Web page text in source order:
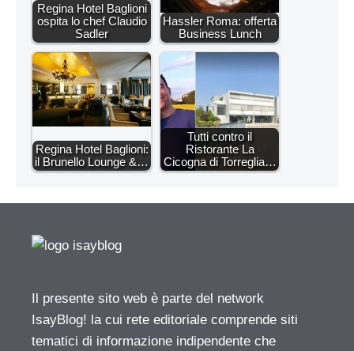
Regina Hotel Baglioni
ospita lo chef Claudio
Sadler
Hassler Roma: offerta
Business Lunch
Regina Hotel Baglioni:
il Brunello Lounge &…
Tutti contro il
Ristorante La
Cicogna di Torreglia…
Il presente sito web è parte del network
IsayBlog! la cui rete editoriale comprende siti
tematici di informazione indipendente che